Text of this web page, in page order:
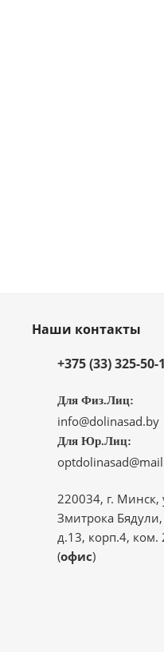
Наши контакты
+375 (33) 325-50-
Для Физ.Лиц:
info@dolinasad.by
Для Юр.Лиц:
220034, г. Минск,
Змитрока Бядули,
д.13, корп.4, ком.
(офис)